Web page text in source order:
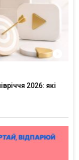
2026: які